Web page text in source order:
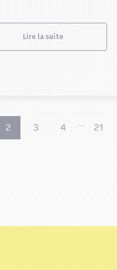
Lire la suite
2 3 4 21